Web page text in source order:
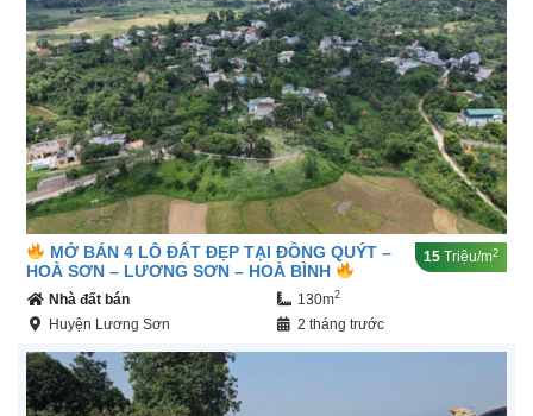
MỞ BÁN 4 LÔ ĐẤT ĐẸP TẠI ĐỒNG QUÝT –
HOÀ SƠN – LƯƠNG SƠN – HOÀ BÌNH
15 Triệu/m2
Nhà đất bán 130m2
Huyện Lương Sơn 2 tháng trước